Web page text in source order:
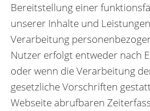
Bereitstellung einer
unserer Inhalte und
Verarbeitung
Nutzer erfolgt entweder nach
oder wenn die Verarbeitung
gesetzliche Vorschriften
Webseite abrufbaren